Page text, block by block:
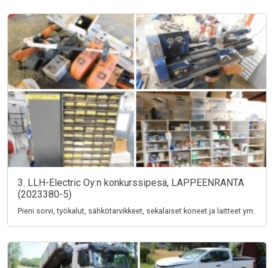
3. LLH-Electric Oy:n konkurssipesä, LAPPEENRANTA
(2023380-5)
Pieni sorvi, työkalut, sähkötarvikkeet, sekalaiset koneet ja laitteet ym.